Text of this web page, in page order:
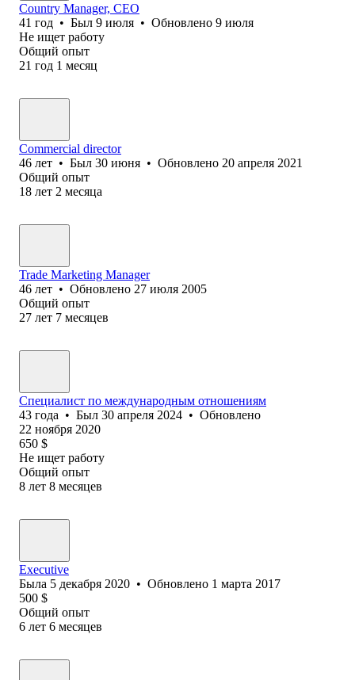
Country Manager, CEO
41 год • Был 9 июля • Обновлено 9 июля
Не ищет работу
Общий опыт
21 год 1 месяц
Commercial director
46 лет • Был 30 июня • Обновлено 20 апреля 2021
Общий опыт
18 лет 2 месяца
Trade Marketing Manager
46 лет • Обновлено 27 июля 2005
Общий опыт
27 лет 7 месяцев
Специалист по международным отношениям
43 года • Был 30 апреля 2024 • Обновлено
22 ноября 2020
650 $
Не ищет работу
Общий опыт
8 лет 8 месяцев
Executive
Была 5 декабря 2020 • Обновлено 1 марта 2017
500 $
Общий опыт
6 лет 6 месяцев